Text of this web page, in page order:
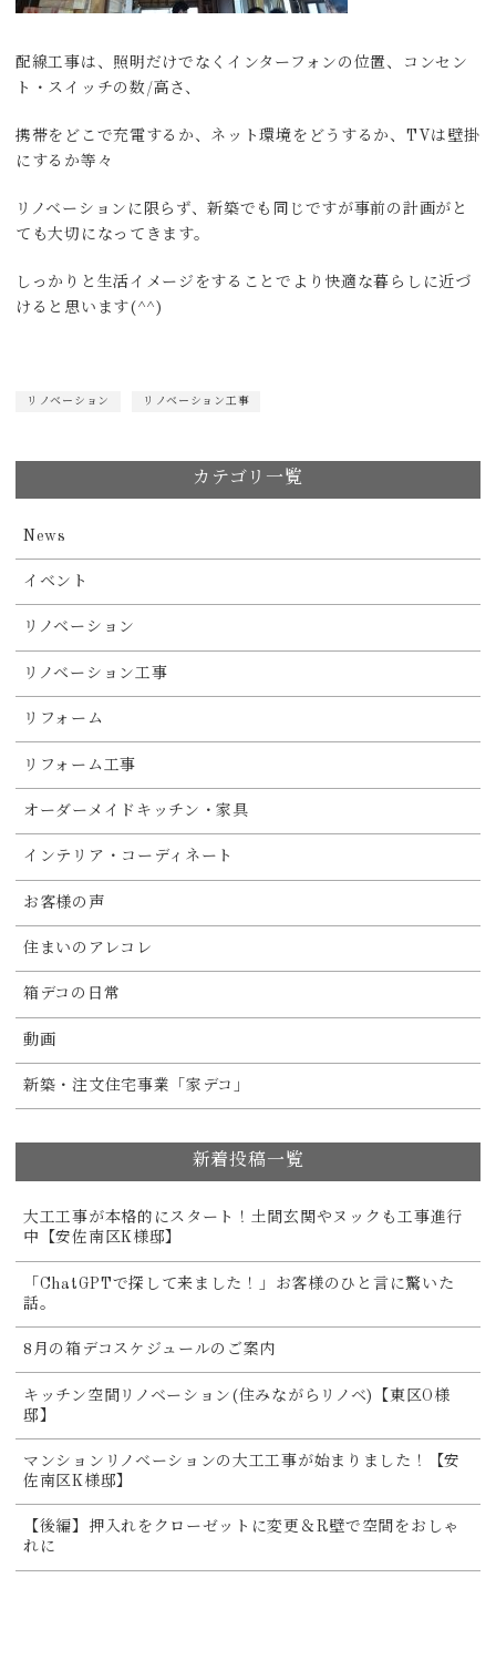
配線工事は、照明だけでなくインターフォンの位置、コンセン
ト・スイッチの数/高さ、
携帯をどこで充電するか、ネット環境をどうするか、TVは壁掛
にするか等々
リノベーションに限らず、新築でも同じですが事前の計画がと
ても大切になってきます。
しっかりと生活イメージをすることでより快適な暮らしに近づ
けると思います(^^)
リノベーション リノベーション工事
カテゴリ一覧
News
イベント
リノベーション
リノベーション工事
リフォーム
リフォーム工事
オーダーメイドキッチン・家具
インテリア・コーディネート
お客様の声
住まいのアレコレ
箱デコの日常
動画
新築・注文住宅事業「家デコ」
新着投稿一覧
大工工事が本格的にスタート！土間玄関やヌックも工事進行
中【安佐南区K様邸】
「ChatGPTで探して来ました！」お客様のひと言に驚いた
話。
8月の箱デコスケジュールのご案内
キッチン空間リノベーション(住みながらリノベ)【東区O様
邸】
マンションリノベーションの大工工事が始まりました！【安
佐南区K様邸】
【後編】押入れをクローゼットに変更＆R壁で空間をおしゃ
れに